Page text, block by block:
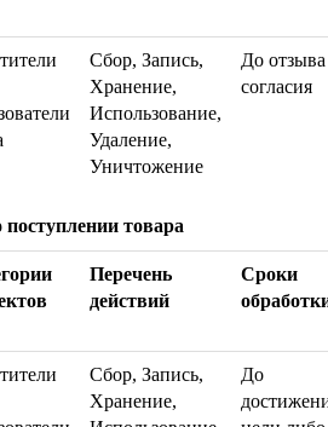
Сбор, Запись,
Хранение,
Использование,
Удаление,
Уничтожение
До отзыва
согласия
товара
Перечень
действий
Сроки
Сбор, Запись,
Хранение,
До